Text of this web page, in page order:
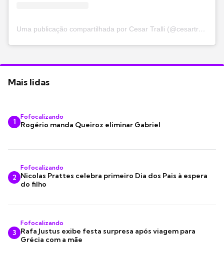
Uma publicação compartilhada por Cesar Tralli (@cesartralli)
Mais lidas
1
Fofocalizando
Rogério manda Queiroz eliminar Gabriel
2
Fofocalizando
Nicolas Prattes celebra primeiro Dia dos Pais à espera
do filho
3
Fofocalizando
Rafa Justus exibe festa surpresa após viagem para
Grécia com a mãe